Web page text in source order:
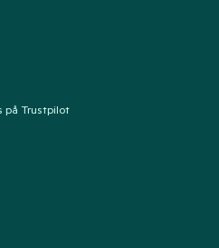
på Trustpilot